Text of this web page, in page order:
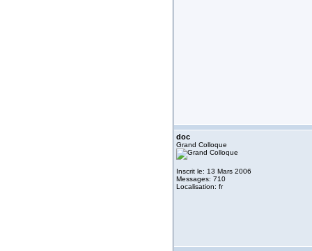
doc
Grand Colloque
Inscrit le: 13 Mars 2006
Messages: 710
Localisation: fr